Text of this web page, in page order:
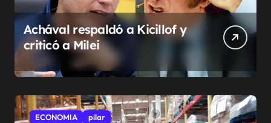
Achával respaldó a Kicillof y
criticó a Milei
ECONOMIA pilar